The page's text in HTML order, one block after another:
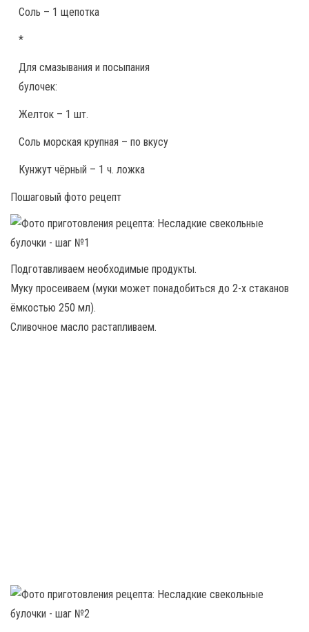
Соль – 1 щепотка
*
Для смазывания и посыпания
булочек:
Желток – 1 шт.
Соль морская крупная – по вкусу
Кунжут чёрный – 1 ч. ложка
Пошаговый фото рецепт
Подготавливаем необходимые продукты.
Муку просеиваем (муки может понадобиться до 2-х стаканов
ёмкостью 250 мл).
Сливочное масло растапливаем.